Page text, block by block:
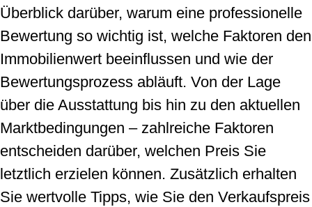
Überblick darüber, warum eine professionelle
Bewertung so wichtig ist, welche Faktoren den
Immobilienwert beeinflussen und wie der
Bewertungsprozess abläuft. Von der Lage
über die Ausstattung bis hin zu den aktuellen
Marktbedingungen – zahlreiche Faktoren
entscheiden darüber, welchen Preis Sie
letztlich erzielen können. Zusätzlich erhalten
Sie wertvolle Tipps, wie Sie den Verkaufspreis